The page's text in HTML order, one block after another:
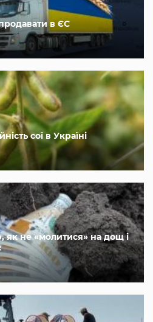
в ЄС
сої в Україні
як не «молитися» на дощ і